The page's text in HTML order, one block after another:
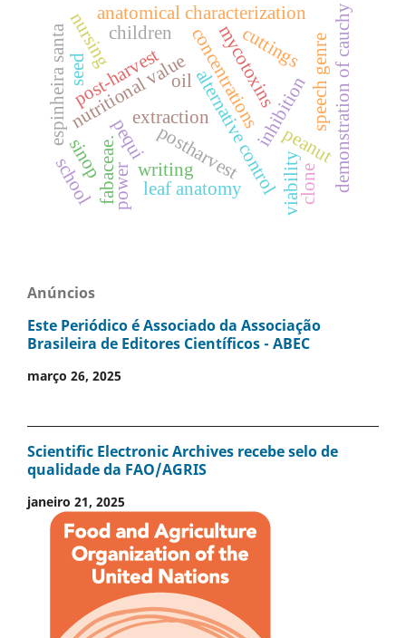
concentrationsinhibition
postharvest
alternative control
extraction
nutritional value
oil
pequi
post-harvest mycotoxins
peanut
leaf anatomy
anatomical characterization
fabaceae. demonstration of cauchy
writing
speech genre
espinheira santanursing
seed
viability
cuttings
clone
sinop
school
children
power
Anúncios
Este Periódico é Associado da Associação
Brasileira de Editores Científicos - ABEC
março 26, 2025
Scientific Electronic Archives recebe selo de
qualidade da FAO/AGRIS
janeiro 21, 2025